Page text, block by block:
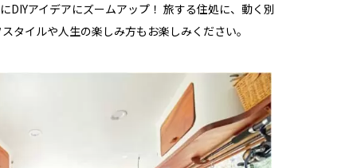
DIYアイデアにズームアップ！ 旅する住処に、動く別
イルや人生の楽しみ方もお楽しみください。